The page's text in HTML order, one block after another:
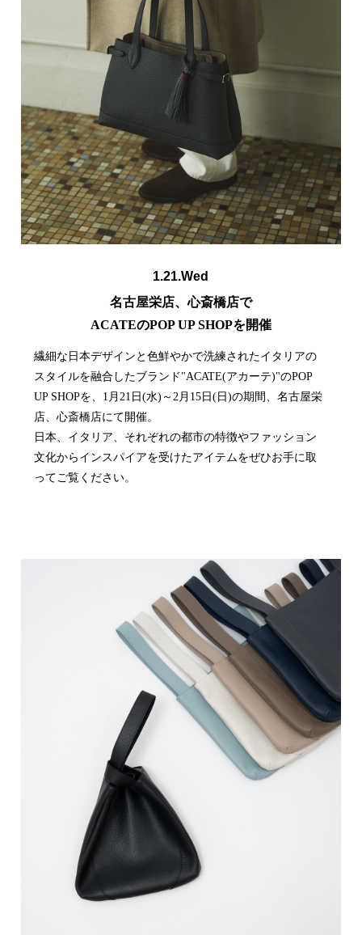
1.21.Wed
名古屋栄店、心斎橋店で
ACATEのPOP UP SHOPを開催
繊細な日本デザインと色鮮やかで洗練されたイタリアの
スタイルを融合したブランド"ACATE(アカーテ)"のPOP
UP SHOPを、1月21日(水)～2月15日(日)の期間、名古屋栄
店、心斎橋店にて開催。
日本、イタリア、それぞれの都市の特徴やファッション
文化からインスパイアを受けたアイテムをぜひお手に取
ってご覧ください。